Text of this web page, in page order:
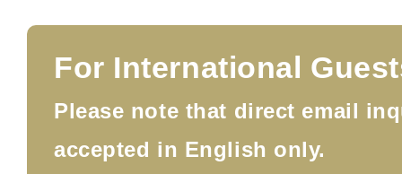
For International
Please note that direct email
accepted in English only.